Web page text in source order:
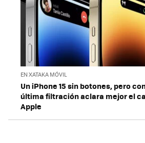
EN XATAKA MÓVIL
Un iPhone 15 sin botones, pero
última filtración aclara mejor el
Apple